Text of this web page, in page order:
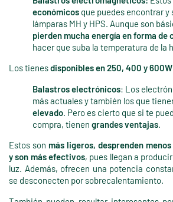
económicos que puedes encontrar
lámparas MH y HPS. Aunque son
pierden mucha energía en forma de
hacer que suba la temperatura de la
Los tienesdisponibles en 250, 400 y 600W
Balastros electrónicos: Los
más actuales y también los que
elevado. Pero es cierto que si te
compra, tienen grandes ventajas.
Estos son más ligeros, desprenden
y son más efectivos, pues llegan a
luz. Además, ofrecen una potencia
se desconecten por sobrecalentamiento.